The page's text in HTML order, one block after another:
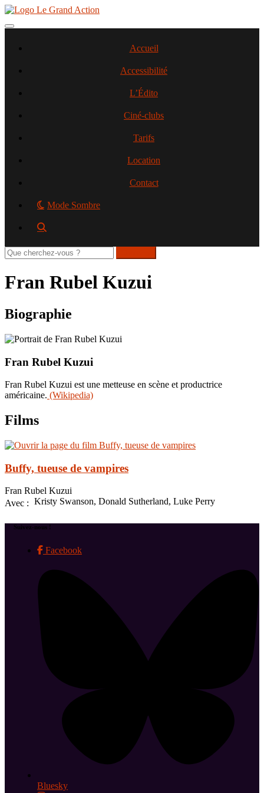
Aller
contenu
Toggle navigation
Accueil
Accessibilité
L’Édito
Ciné-clubs
Tarifs
Location
Contact
Mode Sombre
Rechercher
sur
site
Fran Rubel Kuzui
Biographie
Fran Rubel Kuzui
Fran Rubel Kuzui est une metteuse en scène et productrice
américaine. (Wikipedia)
Films
Buffy, tueuse de vampires
Fran Rubel Kuzui
Avec : Kristy Swanson, Donald Sutherland, Luke Perry
Suivez-nous !
Facebook
Bluesky